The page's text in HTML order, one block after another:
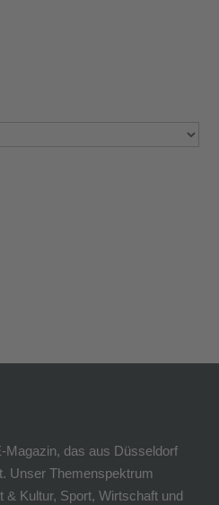
das aus Düsseldorf
Unser Themenspektrum
Kultur, Sport, Wirtschaft und